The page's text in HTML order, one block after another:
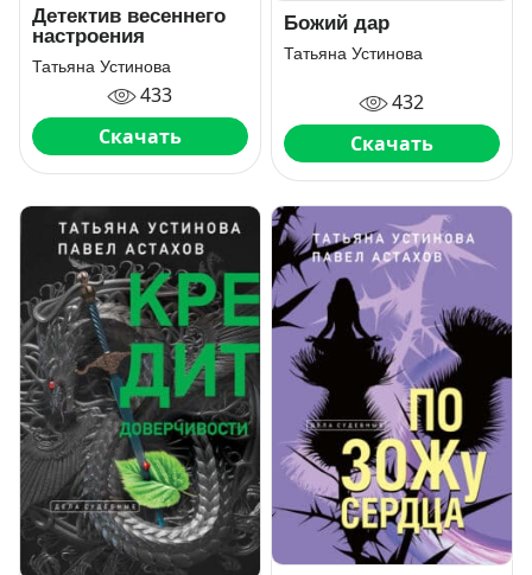
Детектив весеннего
настроения
Татьяна Устинова
433
Скачать
Божий дар
Татьяна Устинова
432
Скачать